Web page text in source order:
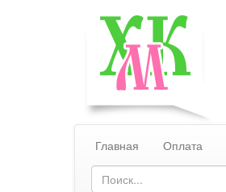
Главная Оплата